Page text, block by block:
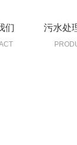
们 污水处